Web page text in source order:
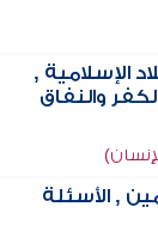
الإسلامية ,
والنفاق
, الأسئلة